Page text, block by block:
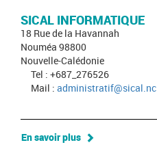
SICAL INFORMATIQUE
18 Rue de la Havannah
Nouméa 98800
Nouvelle-Calédonie
Tel : +687_276526
Mail : administratif@sical.nc
En savoir plus